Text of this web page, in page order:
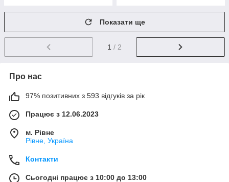
Показати ще
1 / 2
Про нас
97% позитивних з 593 відгуків за рік
Працює з 12.06.2023
м. Рівне
Рівне, Україна
Контакти
Сьогодні працює з 10:00 до 13:00